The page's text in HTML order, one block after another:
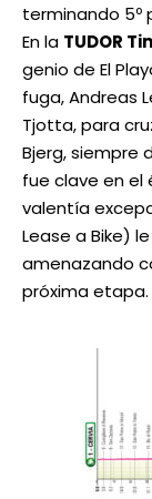
terminando 5º
En la TUDOR
genio de El
fuga, Andreas
Tjotta, para
Bjerg, siempre
fue clave en el
valentía
Lease a Bike)
amenazando
próxima etapa.